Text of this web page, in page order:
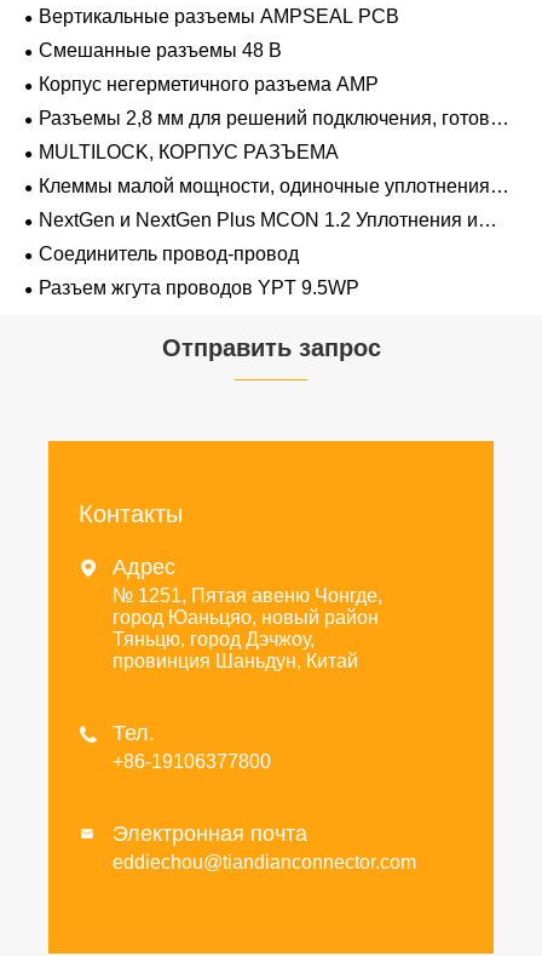
Вертикальные разъемы AMPSEAL PCB
Смешанные разъемы 48 В
Корпус негерметичного разъема AMP
Разъемы 2,8 мм для решений подключения, готовых
к напряжению 48 В
MULTILOCK, КОРПУС РАЗЪЕМА
Клеммы малой мощности, одиночные уплотнения
проводов 1,2 мм-2,8 мм
NextGen и NextGen Plus MCON 1.2 Уплотнения и
заглушки для полостей с одинарной проволокой с
замком-копьем
Соединитель провод-провод
Разъем жгута проводов YPT 9.5WP
Отправить запрос
Контакты
 Адрес
№ 1251, Пятая авеню Чонгде,
город Юаньцяо, новый район
Тяньцю, город Дэчжоу,
провинция Шаньдун, Китай
 Тел.
+86-19106377800
 Электронная почта
eddiechou@tiandianconnector.com